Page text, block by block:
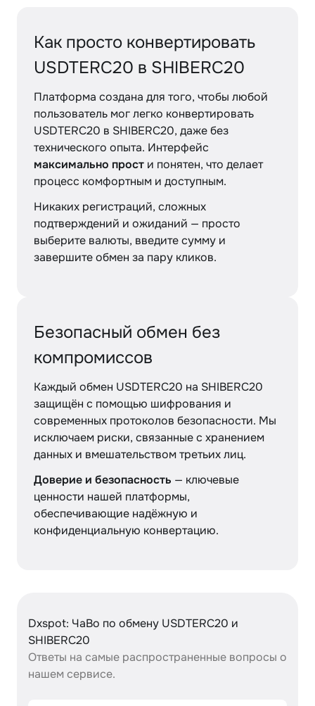
Как просто конвертировать
USDTERC20 в SHIBERC20
Платформа создана для того, чтобы любой
пользователь мог легко конвертировать
USDTERC20 в SHIBERC20, даже без
технического опыта. Интерфейс
максимально прост и понятен, что делает
процесс комфортным и доступным.
Никаких регистраций, сложных
подтверждений и ожиданий — просто
выберите валюты, введите сумму и
завершите обмен за пару кликов.
Безопасный обмен без
компромиссов
Каждый обмен USDTERC20 на SHIBERC20
защищён с помощью шифрования и
современных протоколов безопасности. Мы
исключаем риски, связанные с хранением
данных и вмешательством третьих лиц.
Доверие и безопасность — ключевые
ценности нашей платформы,
обеспечивающие надёжную и
конфиденциальную конвертацию.
Dxspot: ЧаВо по обмену USDTERC20 и
SHIBERC20
Ответы на самые распространенные вопросы о
нашем сервисе.